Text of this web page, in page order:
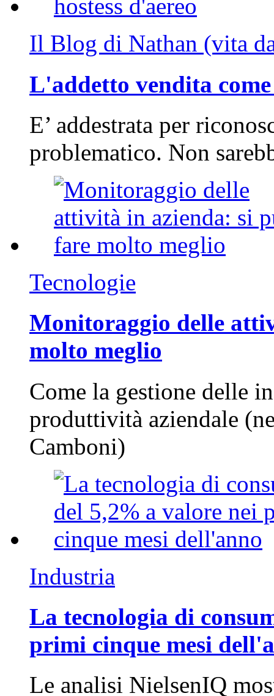
Il Blog di Nathan (vita
L'addetto vendita
E’ addestrata per
problematico. Non
Tecnologie
Monitoraggio delle
molto meglio
Come la gestione delle
produttività aziendale
Camboni)
Industria
La tecnologia di
primi cinque mesi
Le analisi NielsenIQ